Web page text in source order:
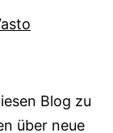
Blog zu
über neue